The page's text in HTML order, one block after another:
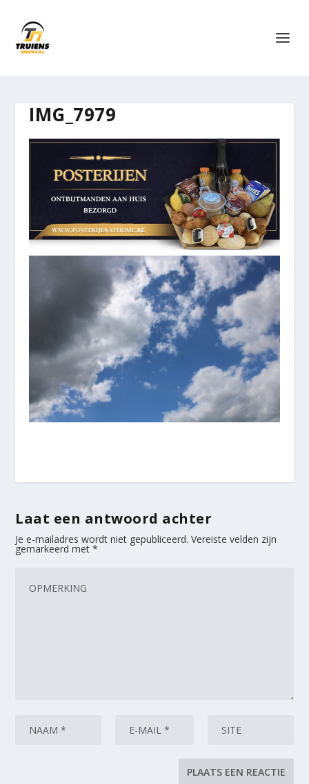
IMG_7979
Laat een antwoord achter
Je e-mailadres wordt niet gepubliceerd. Vereiste velden zijn
gemarkeerd met*